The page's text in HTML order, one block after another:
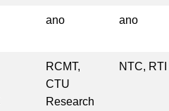
ano ano
RCMT,
CTU
Research
NTC, RTI